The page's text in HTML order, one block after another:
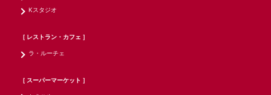
Kスタジオ
［ レストラン・カフェ ］
ラ・ルーチェ
［ スーパーマーケット ］